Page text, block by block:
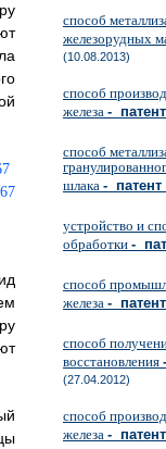
способ
железорудных
(10.08.2013)
способ
железа -
способ
шлака - патент
устройство и
обработки -
способ
железа -
способ
восстановления
(27.04.2012)
способ
железа -